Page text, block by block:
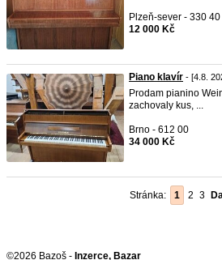
Plzeň-sever - 330 40
12 000 Kč
Piano klavír - [4.8.
Prodam pianino
zachovaly kus, ...
Brno - 612 00
34 000 Kč
Stránka: 1 2 3
©2026 Bazoš - Inzerce, Bazar